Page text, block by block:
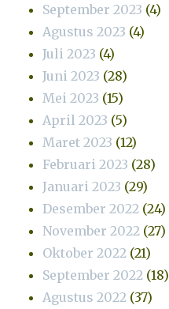
September 2023 (4)
Agustus 2023 (4)
Juli 2023 (4)
Juni 2023 (28)
Mei 2023 (15)
April 2023 (5)
Maret 2023 (12)
Februari 2023 (28)
Januari 2023 (29)
Desember 2022 (24)
November 2022 (27)
Oktober 2022 (21)
September 2022 (18)
Agustus 2022 (37)